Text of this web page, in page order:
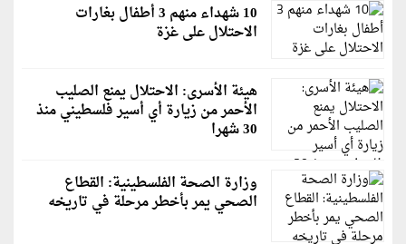
10 شهداء منهم 3 أطفال بغارات
الاحتلال على غزة
هيئة الأسرى: الاحتلال يمنع الصليب
الأحمر من زيارة أي أسير فلسطيني منذ
30 شهرا
وزارة الصحة الفلسطينية: القطاع
الصحي يمر بأخطر مرحلة في تاريخه